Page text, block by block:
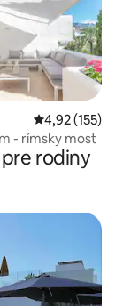
Priemerné
4,92 (155)
- rímsky most
rodiny